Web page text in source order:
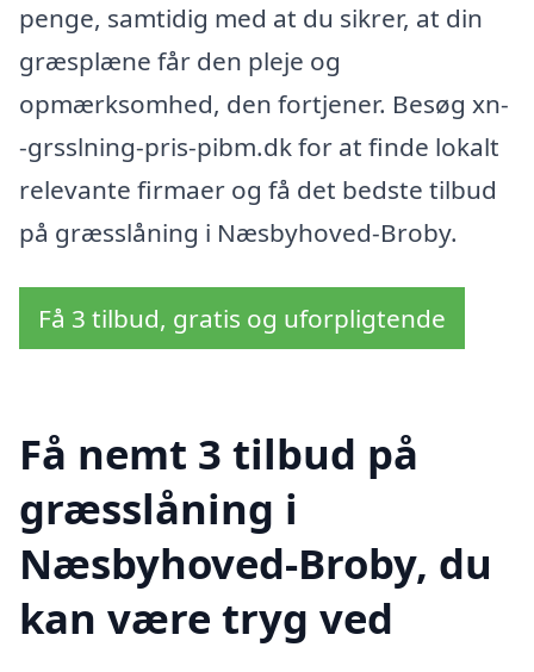
penge, samtidig med at du sikrer, at din
græsplæne får den pleje og
opmærksomhed, den fortjener. Besøg xn-
-grsslning-pris-pibm.dk for at finde lokalt
relevante firmaer og få det bedste tilbud
på græsslåning i Næsbyhoved-Broby.
Få 3 tilbud, gratis og uforpligtende
Få nemt 3 tilbud på
græsslåning i
Næsbyhoved-Broby, du
kan være tryg ved